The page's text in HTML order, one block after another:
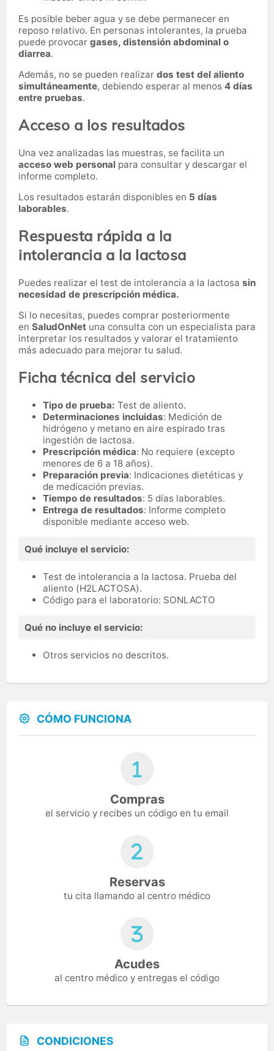
Es posible beber agua y se debe permanecer en
reposo relativo. En personas intolerantes, la prueba
puede provocar gases, distensión abdominal o
diarrea.
Además, no se pueden realizar dos test del aliento
simultáneamente, debiendo esperar al menos 4 días
entre pruebas.
Acceso a los resultados
Una vez analizadas las muestras, se facilita un
acceso web personal para consultar y descargar el
informe completo.
Los resultados estarán disponibles en 5 días
laborables.
Respuesta rápida a la
intolerancia a la lactosa
Puedes realizar el test de intolerancia a la lactosa sin
necesidad de prescripción médica.
Si lo necesitas, puedes comprar posteriormente
en SaludOnNet una consulta con un especialista para
interpretar los resultados y valorar el tratamiento
más adecuado para mejorar tu salud.
Ficha técnica del servicio
Tipo de prueba: Test de aliento.
Determinaciones incluidas: Medición de
hidrógeno y metano en aire espirado tras
ingestión de lactosa.
Prescripción médica: No requiere (excepto
menores de 6 a 18 años).
Preparación previa: Indicaciones dietéticas y
de medicación previas.
Tiempo de resultados: 5 días laborables.
Entrega de resultados: Informe completo
disponible mediante acceso web.
Qué incluye el servicio:
Test de intolerancia a la lactosa. Prueba del
aliento (H2LACTOSA).
Código para el laboratorio: SONLACTO
Qué no incluye el servicio:
Otros servicios no descritos.
CÓMO FUNCIONA
Compras
el servicio y recibes un código en tu email
Reservas
tu cita llamando al centro médico
Acudes
al centro médico y entregas el código
CONDICIONES